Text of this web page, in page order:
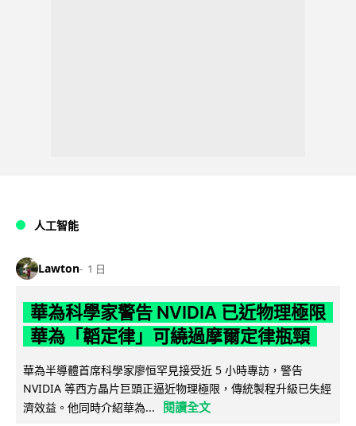
人工智能
Lawton 1 日
華為科學家警告 NVIDIA 已近物理極限
華為「韜定律」可繞過摩爾定律瓶頸
華為半導體首席科學家廖恒罕見接受近 5 小時專訪，警告
NVIDIA 等西方晶片巨頭正逼近物理極限，傳統製程升級已失經
濟效益。他同時介紹華為...
閱讀全文